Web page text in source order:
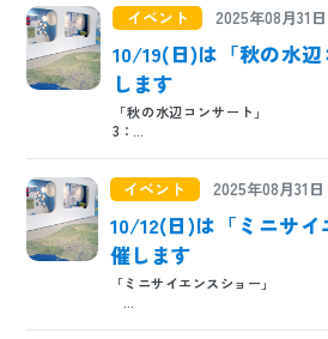
イベント 2025年08月31日
10/19(日)は「秋の水
します
「秋の水辺コンサート」
3：...
イベント 2025年08月31日
10/12(日)は「ミニサ
催します
「ミニサイエンスシ